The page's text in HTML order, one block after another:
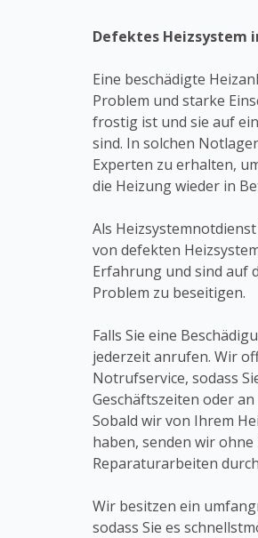
Defektes Heizsystem
Eine beschädigte
Problem und starke
frostig ist und sie auf
sind. In solchen
Experten zu erhalten,
die Heizung wieder in
Als
von defekten
Erfahrung und sind auf
Problem zu beseitigen.
Falls Sie eine
jederzeit anrufen. Wir
Notrufservice, sodass
Geschäftszeiten oder
Sobald wir von Ihrem
haben, senden wir
Reparaturarbeiten
Wir besitzen ein
sodass Sie es